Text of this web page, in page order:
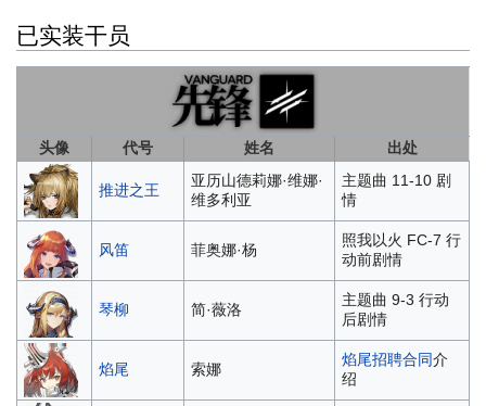
已实装干员
头像 代号 姓名 出处
推进之王
亚历山德莉娜·维娜·
维多利亚
主题曲 11-10 剧
情
风笛 菲奥娜·杨
照我以火 FC-7 行
动前剧情
琴柳 简·薇洛
主题曲 9-3 行动
后剧情
焰尾 索娜
焰尾招聘合同介
绍